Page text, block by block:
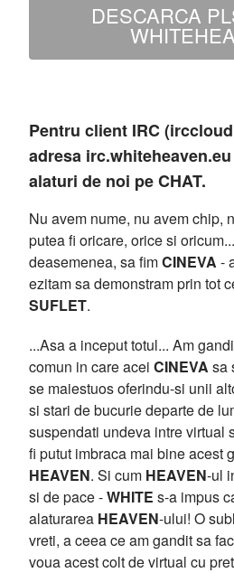
DESCARCA
Pentru client IRC
adresa
alaturi de noi pe CHAT.
Nu avem nume, nu avem chip,
putea fi oricare, orice si
deasemenea, sa fimCINEVA -
ezitam sa demonstram prin tot
SUFLET.
...Asa a inceput totul... Am
comun in care acei CINEVA sa
se maiestuos oferindu-si unii
si stari de bucurie departe de
suspendati undeva intre virtual
fi putut imbraca mai bine acest
HEAVEN. Si cum HEAVEN-ul
si de pace -WHITE s-a impus
alaturarea HEAVEN-ului! O
vreti, a ceea ce am gandit sa
voua acest colt de virtual cu